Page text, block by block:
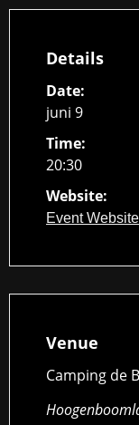
Details
Date:
juni 9
Time:
20:30
Website:
Event Website
Venue
Camping de